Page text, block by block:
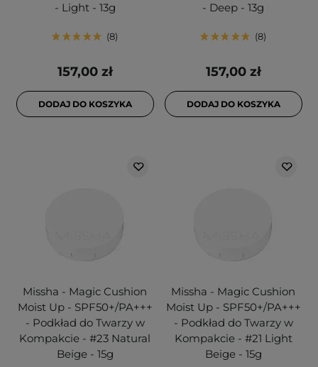
- Light - 13g
8
157,00 zł
DODAJ DO KOSZYKA
- Deep - 13g
8
157,00 zł
DODAJ DO KOSZYKA
Missha - Magic Cushion
Moist Up - SPF50+/PA+++
- Podkład do Twarzy w
Kompakcie - #23 Natural
Beige - 15g
Missha - Magic Cushion
Moist Up - SPF50+/PA+++
- Podkład do Twarzy w
Kompakcie - #21 Light
Beige - 15g